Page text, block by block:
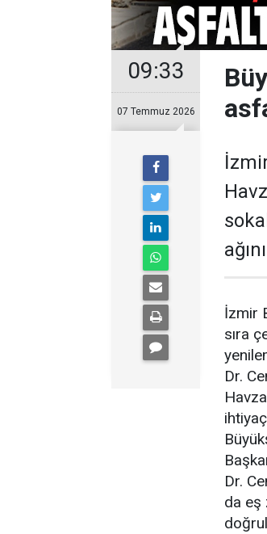
09:33
07 Temmuz 2026
İzmir
sıra
Dr.
Dr.
da eş